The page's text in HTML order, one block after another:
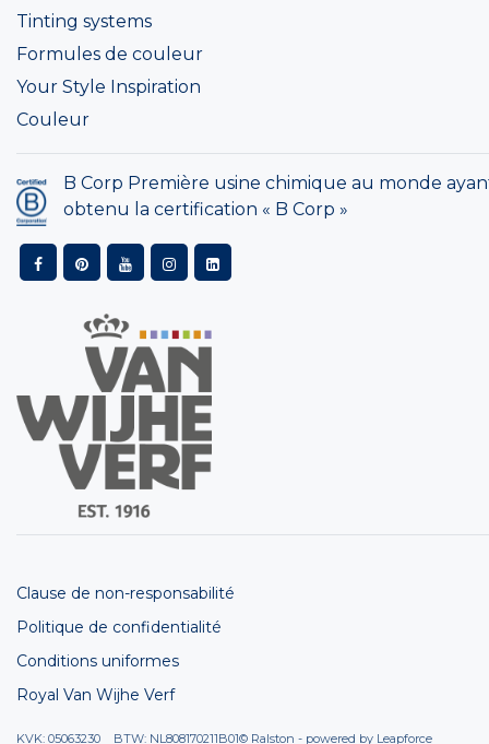
Tinting systems
Formules de couleur
Your Style Inspiration
Couleur
B Corp Première usine chimique au monde
obtenu la certification « B Corp »
Clause de non-responsabilité
Politique de confidentialité
Conditions uniformes
Royal Van Wijhe Verf
KVK: 05063230 BTW: NL808170211B01© Ralston - powered by Leapforce